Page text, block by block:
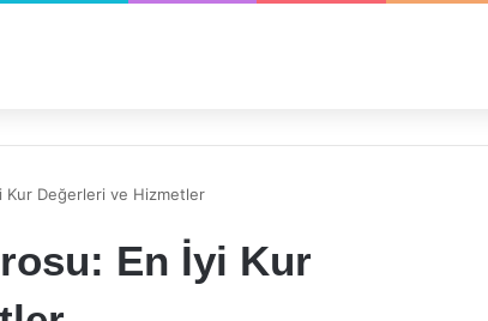
Kur Değerleri ve Hizmetler
En İyi Kur